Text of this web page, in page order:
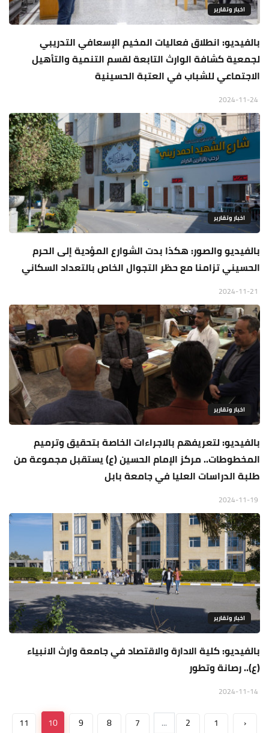
اخبار وتقارير
بالفيديو: انطلاق فعاليات المخيم الإسعافي التدريبي
لجمعية كشافة الوارث التابعة لقسم التنمية والتأهيل
الاجتماعي للشباب في العتبة الحسينية
اخبار وتقارير
بالفيديو والصور: هكذا بدت الشوارع المؤدية إلى الحرم
الحسيني تزامنا مع حظر التجوال الخاص بالتعداد السكاني
اخبار وتقارير
بالفيديو: لتعريفهم بالاجراءات الخاصة بتحقيق وترميم
المخطوطات.. مركز الإمام الحسين (ع) يستقبل مجموعة من
طلبة الدراسات العليا في جامعة بابل
اخبار وتقارير
بالفيديو: كلية الادارة والاقتصاد في جامعة وارث الانبياء
(ع).. رصانة وتطور
‹
1
2
...
7
8
9
10
11